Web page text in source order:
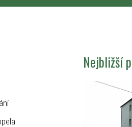
Nejbližší